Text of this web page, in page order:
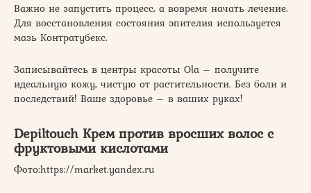
Важно не запустить процесс, а вовремя начать лечение.
Для восстановления состояния эпителия используется
мазь Контратубекс.
Записывайтесь в центры красоты Ola – получите
идеальную кожу, чистую от растительности. Без боли и
последствий! Ваше здоровье – в ваших руках!
Depiltouch Крем против вросших волос с
фруктовыми кислотами
​Фото:https://market.yandex.ru